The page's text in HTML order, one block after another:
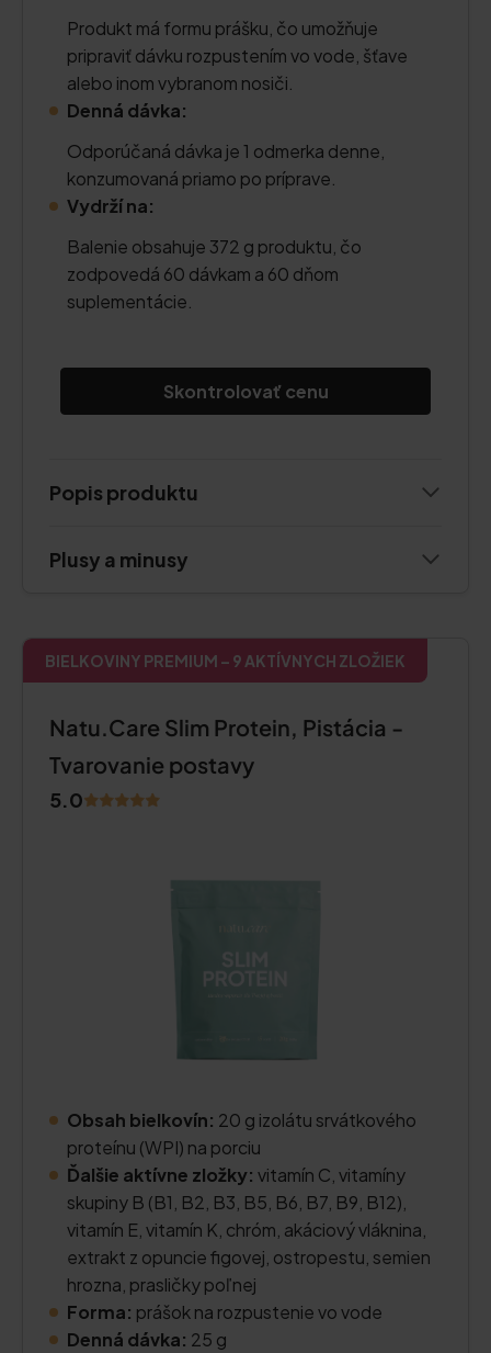
Produkt má formu prášku, čo umožňuje
pripraviť dávku rozpustením vo vode, šťave
alebo inom vybranom nosiči.
Denná dávka:
Odporúčaná dávka je 1 odmerka denne,
konzumovaná priamo po príprave.
Vydrží na:
Balenie obsahuje 372 g produktu, čo
zodpovedá 60 dávkam a 60 dňom
suplementácie.
Skontrolovať cenu
Popis produktu
Plusy a minusy
BIELKOVINY PREMIUM – 9 AKTÍVNYCH ZLOŽIEK
Natu.Care Slim Protein, Pistácia -
Tvarovanie postavy
5.0
Obsah bielkovín: 20 g izolátu srvátkového
proteínu (WPI) na porciu
Ďalšie aktívne zložky: vitamín C, vitamíny
skupiny B (B1, B2, B3, B5, B6, B7, B9, B12),
vitamín E, vitamín K, chróm, akáciový vláknina,
extrakt z opuncie figovej, ostropestu, semien
hrozna, prasličky poľnej
Forma: prášok na rozpustenie vo vode
Denná dávka: 25 g